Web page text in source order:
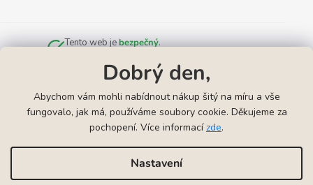
Dobrý den,
Abychom vám mohli nabídnout nákup šitý na míru a vše
fungovalo, jak má, používáme soubory cookie. Děkujeme za
pochopení. Více informacízde.
Nastavení
Tento web jebezpečný.
Náhrdelníky k narození miminka
Náramky k narození